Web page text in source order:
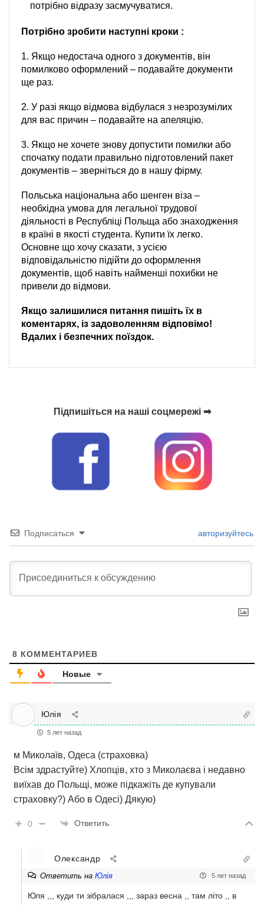
потрібно відразу засмучуватися.
Потрібно зробити наступні кроки :
1. Якщо недостача одного з документів, він
помилково оформлений – подавайте документи
ще раз.
2. У разі якщо відмова відбулася з незрозумілих
для вас причин – подавайте на апеляцію.
3. Якщо не хочете знову допустити помилки або
спочатку подати правильно підготовлений пакет
документів – зверніться до в нашу фірму.
Польська національна або шенген віза –
необхідна умова для легальної трудової
діяльності в Республіці Польща або знаходження
в країні в якості студента. Купити їх легко.
Основне що хочу сказати, з усією
відповідальністю підійти до оформлення
документів, щоб навіть найменші похибки не
привели до відмови.
Якщо залишилися питання пишіть їх в
коментарях, із задоволенням відповімо!
Вдалих і безпечних поїздок.
Підпишіться на наші соцмережі ➡
Подписаться авторизуйтесь
8 КОММЕНТАРИЕВ
Новые
Юлія
5 лет назад
м Миколаїв, Одеса (страховка)
Всім здрастуйте) Хлопців, хто з Миколаєва і недавно
виїхав до Польщі, може підкажіть де купували
страховку?) Або в Одесі) Дякую)
0 Ответить
Олександр
Ответить на Юлія 5 лет назад
Юля ,,, куди ти зібралася ,,, зараз весна ,, там літо ,, в